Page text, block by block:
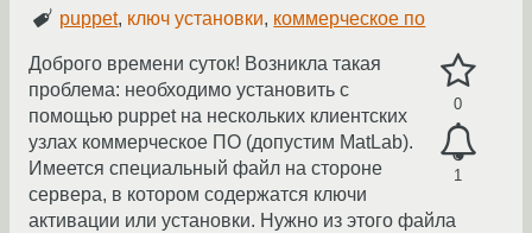
puppet, ключ установки, коммерческое по
0
1
Доброго времени суток! Возникла такая
проблема: необходимо установить с
помощью puppet на нескольких клиентских
узлах коммерческое ПО (допустим MatLab).
Имеется специальный файл на стороне
сервера, в котором содержатся ключи
активации или установки. Нужно из этого файла